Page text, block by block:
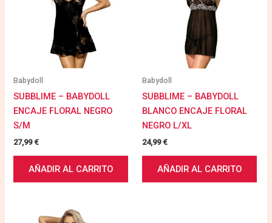
Babydoll
SUBBLIME – BABYDOLL
ENCAJE FLORAL NEGRO
S/M
27,99€
AÑADIR AL CARRITO
Babydoll
SUBBLIME – BABYDOLL
BLANCO ENCAJE FLORAL
NEGRO L/XL
24,99€
AÑADIR AL CARRITO